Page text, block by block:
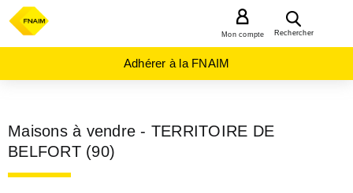
Rechercher
Mon compte
Adhérer à la FNAIM
Maisons à vendre - TERRITOIRE DE
BELFORT (90)